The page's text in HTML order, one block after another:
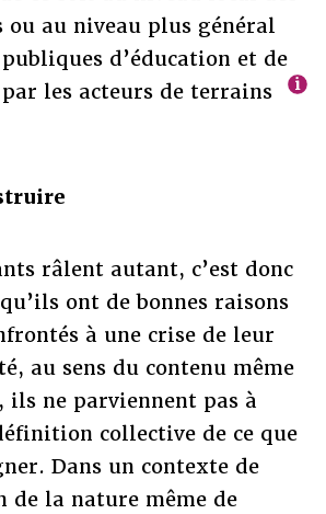
ou au niveau plus général
d’éducation et de
les acteurs de terrains
râlent autant, c’est donc
ont de bonnes raisons
à une crise de leur
au sens du contenu même
ils ne parviennent pas à
collective de ce que
Dans un contexte de
de la nature même de